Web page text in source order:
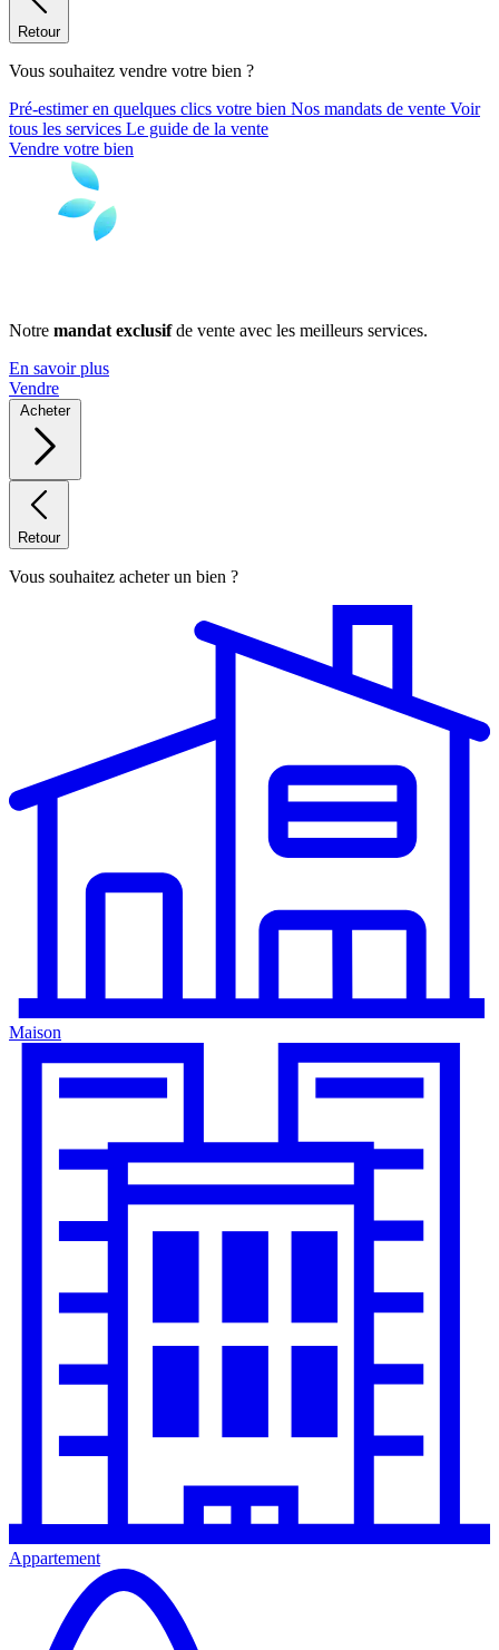
Retour
Vous souhaitez vendre votre bien ?
Pré-estimer en quelques clics votre bien Nos mandats de vente Voir
tous les services Le guide de la vente
Vendre votre bien
Notre mandat exclusifde vente avec les meilleurs services.
En savoir plus
Vendre
Acheter
Retour
Vous souhaitez acheter un bien ?
Maison
Appartement